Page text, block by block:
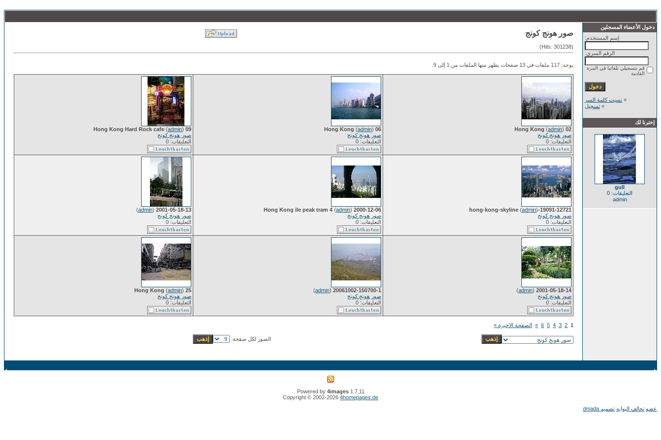
دخول الأعضاء المسجلين
إسم المستخدم:
الرقم السري:
قم بتسجيلي تلقائيا في المرة
القادمة
» نسيت كلمة السر
» تسجيل
إخترنا لك
gull
التعليقات: 0
admin
صور هونج كونج
(Hits: 301238)
يوجد: 117 ملفات في 13 صفحات يظهر منها الملفات من 1 إلى 9.
02 Hong Kong
(admin)
صور هونج كونج
التعليقات: 0
06 Hong Kong
(admin)
صور هونج كونج
التعليقات: 0
09 Hong Kong Hard Rock cafe
(admin)
صور هونج كونج
التعليقات: 0
19091-12721-hong-kong-skyline
(admin)
صور هونج كونج
التعليقات: 0
2000-12-06 Hong Kong ile peak tram 4
(admin)
صور هونج كونج
التعليقات: 0
2001-05-18-13
(
admin
)
صور هونج كونج
التعليقات: 0
2001-05-18-14
(
admin
)
صور هونج كونج
التعليقات: 0
20061002-150700-1
(
admin
)
صور هونج كونج
التعليقات: 0
25 Hong Kong
(admin)
صور هونج كونج
التعليقات: 0
1
2
3
4
5
6
» الصفحة الاخيرة »
الصور لكل صفحة:
Powered by 4images1.7.11
Copyright © 2002-2026 4homepages.de
عضو تحالف البوابه تصميم dmada